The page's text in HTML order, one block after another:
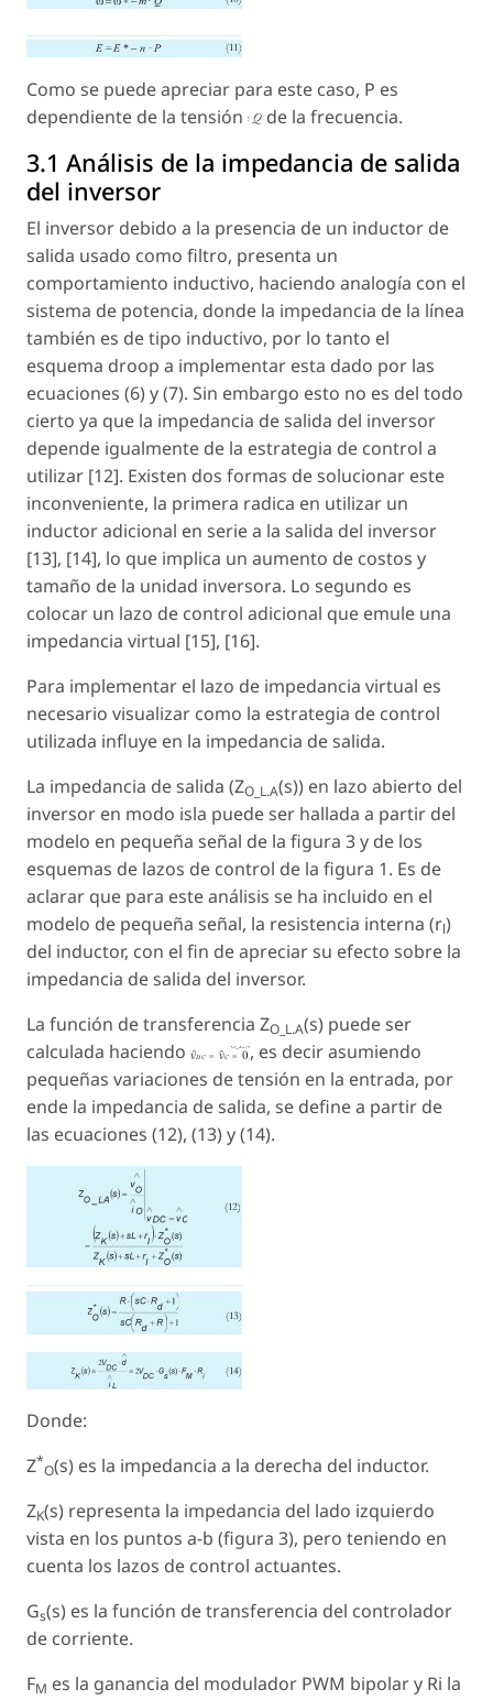
Como se puede apreciar para este caso, P es
dependiente de la tensión
de la frecuencia.
3.1 Análisis de la impedancia de salida
del inversor
El inversor debido a la presencia de un inductor de
salida usado como filtro, presenta un
comportamiento inductivo, haciendo analogía con el
sistema de potencia, donde la impedancia de la línea
también es de tipo inductivo, por lo tanto el
esquema droop a implementar esta dado por las
ecuaciones (6) y (7). Sin embargo esto no es del todo
cierto ya que la impedancia de salida del inversor
depende igualmente de la estrategia de control a
utilizar [12]. Existen dos formas de solucionar este
inconveniente, la primera radica en utilizar un
inductor adicional en serie a la salida del inversor
[13], [14], lo que implica un aumento de costos y
tamaño de la unidad inversora. Lo segundo es
colocar un lazo de control adicional que emule una
impedancia virtual [15], [16].
Para implementar el lazo de impedancia virtual es
necesario visualizar como la estrategia de control
utilizada influye en la impedancia de salida.
La impedancia de salida (ZO_L.A(s)) en lazo abierto del
inversor en modo isla puede ser hallada a partir del
modelo en pequeña señal de la figura 3 y de los
esquemas de lazos de control de la figura 1. Es de
aclarar que para este análisis se ha incluido en el
modelo de pequeña señal, la resistencia interna (rl)
del inductor, con el fin de apreciar su efecto sobre la
impedancia de salida del inversor.
La función de transferencia ZO_L.A(s) puede ser
calculada haciendo
, es decir asumiendo
pequeñas variaciones de tensión en la entrada, por
ende la impedancia de salida, se define a partir de
las ecuaciones (12), (13) y (14).
Donde:
Z*
O(s) es la impedancia a la derecha del inductor.
ZK(s) representa la impedancia del lado izquierdo
vista en los puntos a-b (figura 3), pero teniendo en
cuenta los lazos de control actuantes.
Gs(s) es la función de transferencia del controlador
de corriente.
FM es la ganancia del modulador PWM bipolar y Ri la